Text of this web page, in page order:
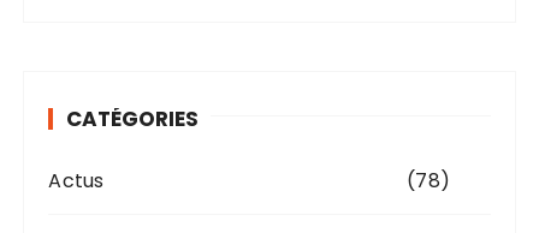
e CATÉGORIES
Actus (78)